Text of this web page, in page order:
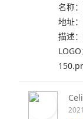
名称
地址
描述